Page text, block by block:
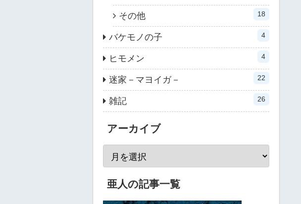
その他 18
バケモノの子 4
ヒモメン 4
迷家－マヨイガ－ 22
雑記 26
アーカイブ
亜人の記事一覧